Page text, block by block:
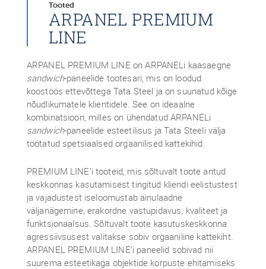
Tooted
ARPANEL PREMIUM
LINE
ARPANEL PREMIUM LINE on ARPANELi kaasaegne
sandwich-paneelide tootesari, mis on loodud
koostöös ettevõttega Tata Steel ja on suunatud kõige
nõudlikumatele klientidele. See on ideaalne
kombinatsioon, milles on ühendatud ARPANELi
sandwich-paneelide esteetilisus ja Tata Steeli välja
töötatud spetsiaalsed orgaanilised kattekihid.
PREMIUM LINE’i tooteid, mis sõltuvalt toote antud
keskkonnas kasutamisest tingitud kliendi eelistustest
ja vajadustest iseloomustab ainulaadne
väljanägemine, erakordne vastupidavus, kvaliteet ja
funktsionaalsus. Sõltuvalt toote kasutuskeskkonna
agressiivsusest valitakse sobiv orgaaniline kattekiht.
ARPANEL PREMIUM LINE’i paneelid sobivad nii
suurema esteetikaga objektide korpuste ehitamiseks